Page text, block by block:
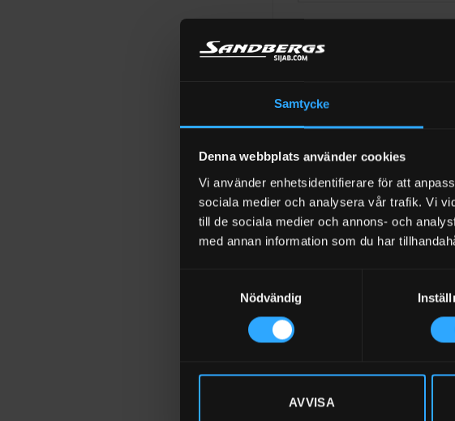
Samtycke
Denna webbplats använder cookies
Vi använder enhetsidentifierare för att
sociala medier och analysera vår trafik. Vi
till de sociala medier och annons- och
med annan information som du har
Nödvändig
AVVISA
Tappkran till 25 liters dunk
63,20krExkl moms
I LAGER (1-3 ARBETSDAGAR)
−